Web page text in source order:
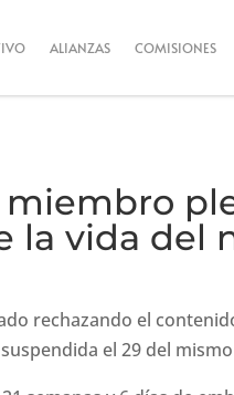
ALIANZAS COMISIONES
la vida del
rechazando el
el 29 del